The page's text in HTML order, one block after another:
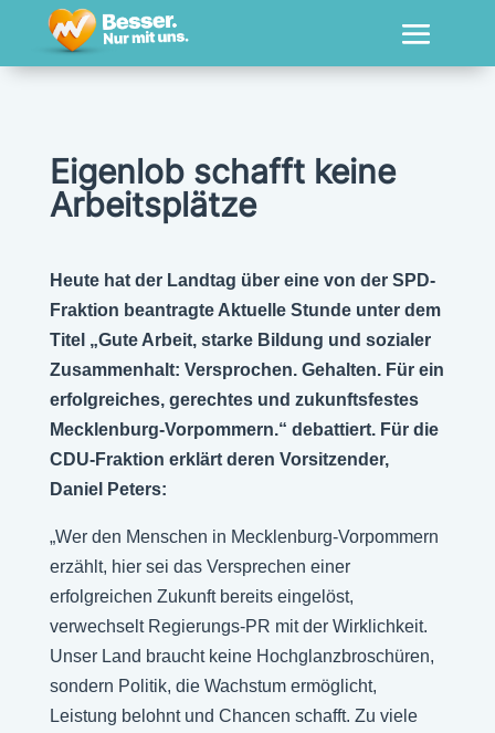
Eigenlob schafft keine
Arbeitsplätze
Heute hat der Landtag über eine von der SPD-
Fraktion beantragte Aktuelle Stunde unter dem
Titel „Gute Arbeit, starke Bildung und sozialer
Zusammenhalt: Versprochen. Gehalten. Für ein
erfolgreiches, gerechtes und zukunftsfestes
Mecklenburg-Vorpommern.“ debattiert. Für die
CDU-Fraktion erklärt deren Vorsitzender,
Daniel Peters:
„Wer den Menschen in Mecklenburg-Vorpommern
erzählt, hier sei das Versprechen einer
erfolgreichen Zukunft bereits eingelöst,
verwechselt Regierungs-PR mit der Wirklichkeit.
Unser Land braucht keine Hochglanzbroschüren,
sondern Politik, die Wachstum ermöglicht,
Leistung belohnt und Chancen schafft. Zu viele